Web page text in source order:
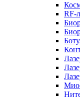
RF-